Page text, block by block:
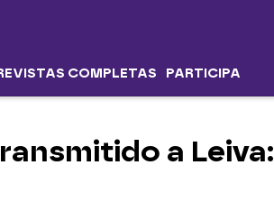
COMPLETAS PARTICIPA
a Leiva: